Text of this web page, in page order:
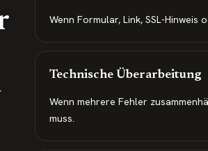
Wenn Formular, Link, SSL-
Technische Überarbeitung
Wenn mehrere Fehler
muss.